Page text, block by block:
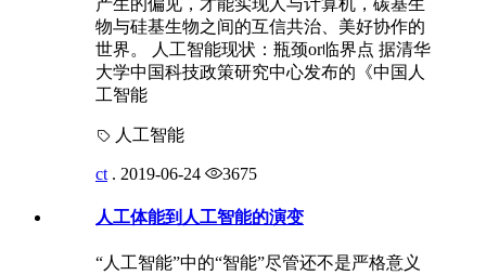
物与硅基生物之间的互信共治、美好协作的
世界。 人工智能现状：瓶颈or临界点 据清华
大学中国科技政策研究中心发布的《中国人
工智能
人工智能
ct . 2019-06-24 3675
人工体能到人工智能的演变
“人工智能”中的“智能”尽管还不是严格意义